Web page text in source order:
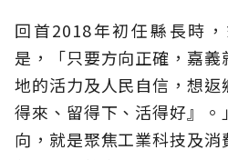
回首2018年初任縣長時
是，「只要方向正確，嘉
地的活力及人民自信，想
得來、留得下、活得好』
向，就是聚焦工業科技及